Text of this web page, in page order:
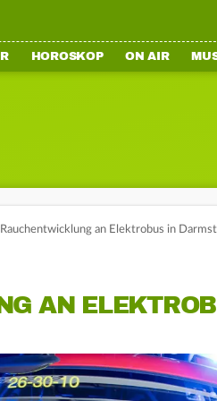
HOROSKOP ON AIR
an Elektrobus in
AN